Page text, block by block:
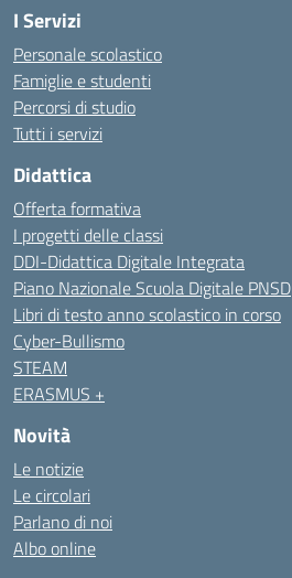
I Servizi
Personale scolastico
Famiglie e studenti
Percorsi di studio
Tutti i servizi
Didattica
Offerta formativa
I progetti delle classi
DDI-Didattica Digitale Integrata
Piano Nazionale Scuola Digitale PNSD
Libri di testo anno scolastico in corso
Cyber-Bullismo
STEAM
ERASMUS +
Novità
Le notizie
Le circolari
Parlano di noi
Albo online